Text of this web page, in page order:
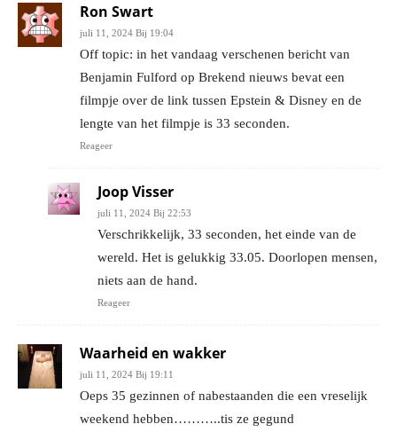
Ron Swart
juli 11, 2024 Bij 19:04
Off topic: in het vandaag verschenen bericht van
Benjamin Fulford op Brekend nieuws bevat een
filmpje over de link tussen Epstein & Disney en de
lengte van het filmpje is 33 seconden.
Reageer
Joop Visser
juli 11, 2024 Bij 22:53
Verschrikkelijk, 33 seconden, het einde van de
wereld. Het is gelukkig 33.05. Doorlopen mensen,
niets aan de hand.
Reageer
Waarheid en wakker
juli 11, 2024 Bij 19:11
Oeps 35 gezinnen of nabestaanden die een vreselijk
weekend hebben………..tis ze gegund